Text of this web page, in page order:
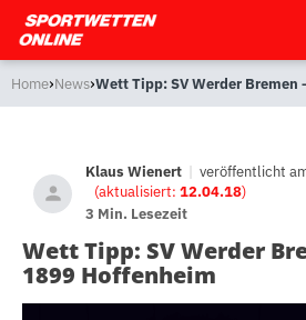
Home›News›Wett Tipp: SV Werder Bremen
Klaus Wienert | veröffentlicht
(aktualisiert: 12.04.18)
3 Min. Lesezeit
Wett Tipp: SV Werder
1899 Hoffenheim